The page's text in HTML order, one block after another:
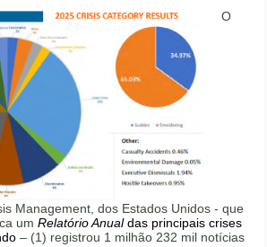
O
Management, dos Estados Unidos - que
umRelatório Anualdas principais crises
– (1) registrou 1 milhão 232 mil notícias